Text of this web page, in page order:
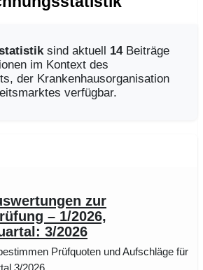
sind aktuell 14Beiträge
im Kontext des
der Krankenhausorganisation
verfügbar.
zur
– 1/2026,
3/2026
Prüfquoten und Aufschläge für
3/2026